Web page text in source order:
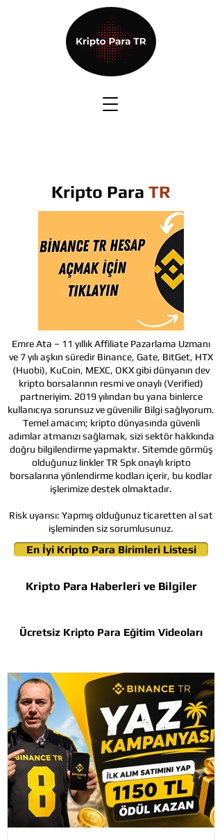
Ücretsiz Kripto Para Eğitim Videoları
Kripto Para Haberleri ve Bilgiler
En İyi Kripto Para Birimleri Listesi
Kripto Para TR
Emre Ata – 11 yıllık Affiliate Pazarlama Uzmanı
ve 7 yılı aşkın süredir Binance, Gate, BitGet, HTX
(Huobi), KuCoin, MEXC, OKX gibi dünyanın dev
kripto borsalarının resmi ve onaylı (Verified)
partneriyim. 2019 yılından bu yana binlerce
kullanıcıya sorunsuz ve güvenilir Bilgi sağlıyorum.
Temel amacım; kripto dünyasında güvenli
adımlar atmanızı sağlamak, sizi sektör hakkında
doğru bilgilendirme yapmaktır. Sitemde görmüş
olduğunuz linkler TR Spk onaylı kripto
borsalarına yönlendirme kodları içerir, bu kodlar
işlerimize destek olmaktadır.
Risk uyarısı: Yapmış olduğunuz ticaretten al sat
işleminden siz sorumlusunuz.